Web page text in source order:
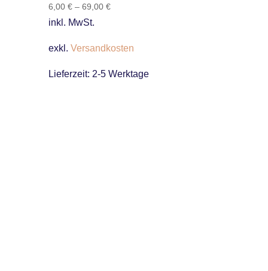
6,00 €– 69,00 €
inkl. MwSt.
exkl. Versandkosten
Lieferzeit: 2-5 Werktage